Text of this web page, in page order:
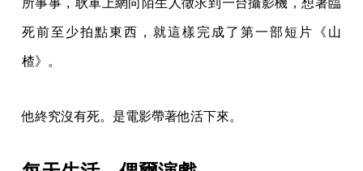
死前至少拍點東西，就這樣完成了第一部短片《山
楂》。
他終究沒有死。是電影帶著他活下來。